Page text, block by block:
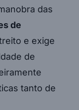
das
de
e exige
de
tanto de